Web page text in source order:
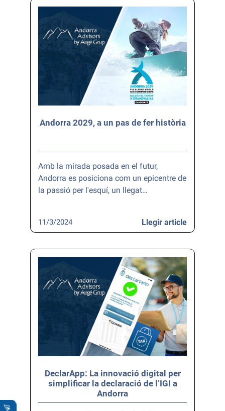
Andorra 2029, a un pas de fer història
Amb la mirada posada en el futur,
Andorra es posiciona com un epicentre de
la passió per l'esquí, un llegat…
Llegir article
11/3/2024
DeclarApp: La innovació digital per
simplificar la declaració de l’IGI a
Andorra